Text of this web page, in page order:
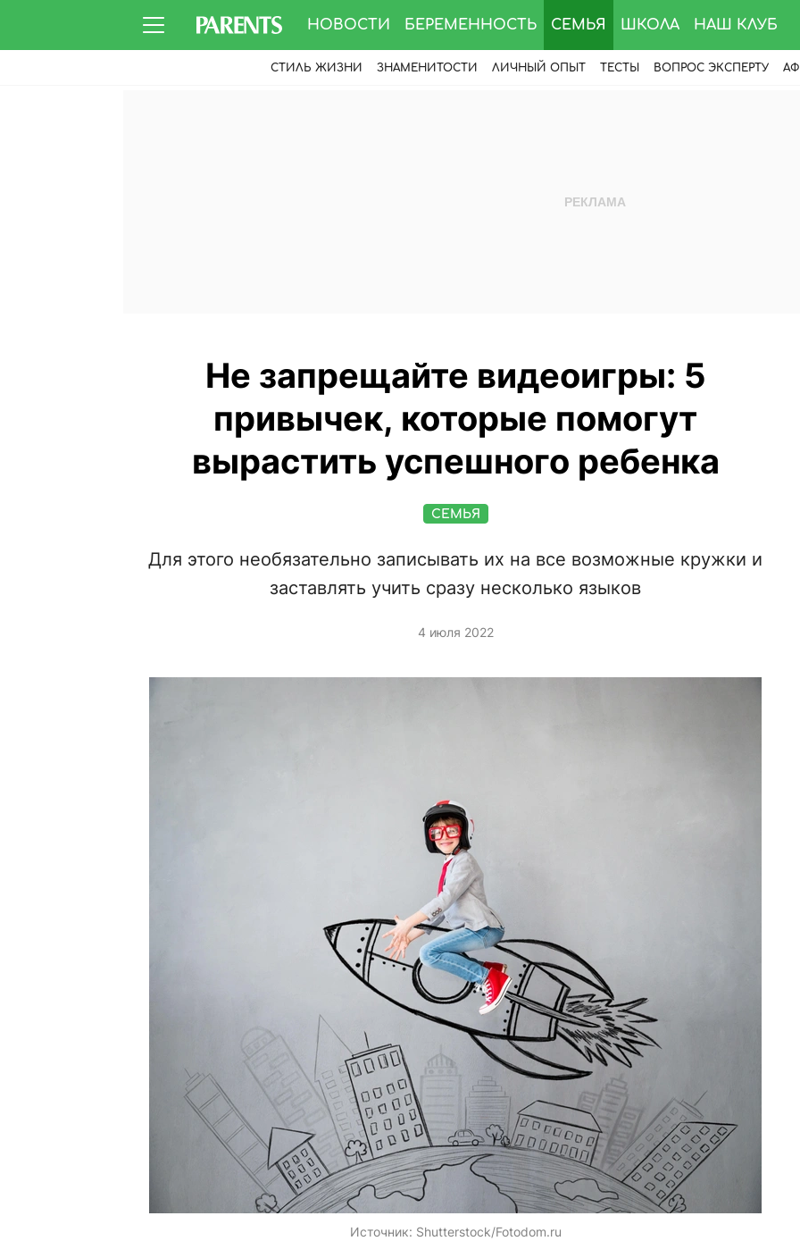
НОВОСТИ БЕРЕМЕННОСТЬ СЕМЬЯ ШКОЛА НАШ КЛУБ
СТИЛЬ ЖИЗНИ ЗНАМЕНИТОСТИ ЛИЧНЫЙ ОПЫТ ТЕСТЫ ВОПРОС ЭКСПЕРТУ
Не запрещайте видеоигры: 5
привычек, которые помогут
вырастить успешного ребенка
СЕМЬЯ
Для этого необязательно записывать их на все возможные кружки и
заставлять учить сразу несколько языков
4 июля 2022
Источник: Shutterstock/Fotodom.ru